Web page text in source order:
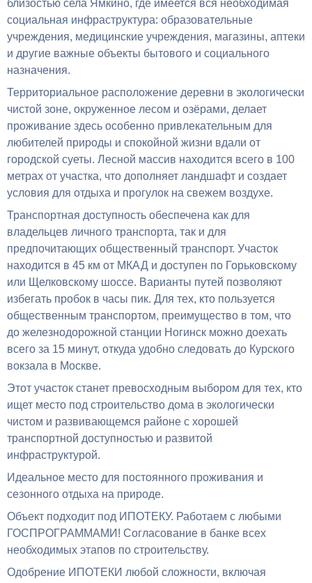
близостью села Ямкино, где имеется вся необходимая
социальная инфраструктура: образовательные
учреждения, медицинские учреждения, магазины, аптеки
и другие важные объекты бытового и социального
назначения.
Территориальное расположение деревни в экологически
чистой зоне, окруженное лесом и озёрами, делает
проживание здесь особенно привлекательным для
любителей природы и спокойной жизни вдали от
городской суеты. Лесной массив находится всего в 100
метрах от участка, что дополняет ландшафт и создает
условия для отдыха и прогулок на свежем воздухе.
Транспортная доступность обеспечена как для
владельцев личного транспорта, так и для
предпочитающих общественный транспорт. Участок
находится в 45 км от МКАД и доступен по Горьковскому
или Щелковскому шоссе. Варианты путей позволяют
избегать пробок в часы пик. Для тех, кто пользуется
общественным транспортом, преимущество в том, что
до железнодорожной станции Ногинск можно доехать
всего за 15 минут, откуда удобно следовать до Курского
вокзала в Москве.
Этот участок станет превосходным выбором для тех, кто
ищет место под строительство дома в экологически
чистом и развивающемся районе с хорошей
транспортной доступностью и развитой
инфраструктурой.
Идеальное место для постоянного проживания и
сезонного отдыха на природе.
Объект подходит под ИПОТЕКУ. Работаем с любыми
ГОСПРОГРАММАМИ! Согласование в банке всех
необходимых этапов по строительству.
Одобрение ИПОТЕКИ любой сложности, включая